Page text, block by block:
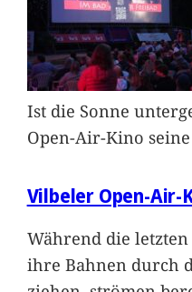
Ist die Sonne
Open-Air-Kino
Vilbeler Open-Air-
Während die
ihre Bahnen durch